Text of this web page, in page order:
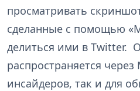
просматривать
сделанные с помощью
делиться ими в Twitter.
распространяется
инсайдеров, так и для